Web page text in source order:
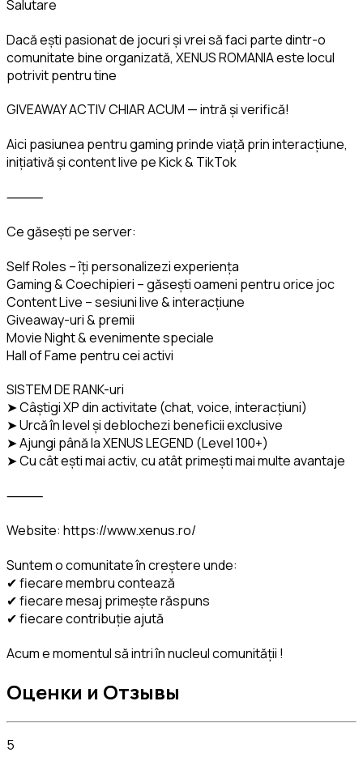
Salutare
Dacă ești pasionat de jocuri și vrei să faci parte dintr-o
comunitate bine organizată, XENUS ROMANIA este locul
potrivit pentru tine
GIVEAWAY ACTIV CHIAR ACUM — intră și verifică!
Aici pasiunea pentru gaming prinde viață prin interacțiune,
inițiativă și content live pe Kick & TikTok
⸻
Ce găsești pe server:
Self Roles – îți personalizezi experiența
Gaming & Coechipieri – găsești oameni pentru orice joc
Content Live – sesiuni live & interacțiune
Giveaway-uri & premii
Movie Night & evenimente speciale
Hall of Fame pentru cei activi
SISTEM DE RANK-uri
➤ Câștigi XP din activitate (chat, voice, interacțiuni)
➤ Urcă în level și deblochezi beneficii exclusive
➤ Ajungi până la XENUS LEGEND (Level 100+)
➤ Cu cât ești mai activ, cu atât primești mai multe avantaje
⸻
Website: https://www.xenus.ro/
Suntem o comunitate în creștere unde:
✔ fiecare membru contează
✔ fiecare mesaj primește răspuns
✔ fiecare contribuție ajută
Acum e momentul să intri în nucleul comunității !
Оценки и Отзывы
5